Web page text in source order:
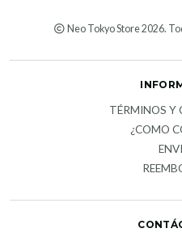
Neo Tokyo Store 2026.
TÉRMINOS Y
¿COMO